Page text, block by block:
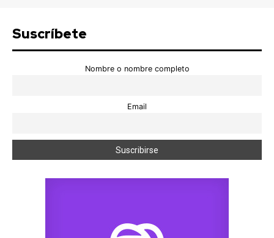
Suscríbete
Nombre o nombre completo
Email